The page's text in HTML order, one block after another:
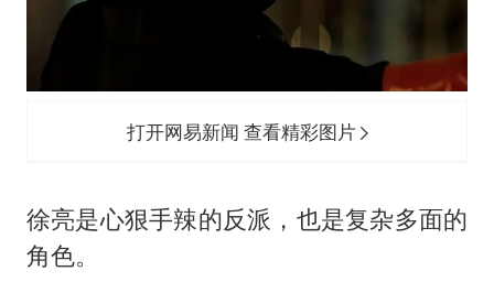
打开网易新闻 查看精彩图片
徐亮是心狠手辣的反派，也是复杂多面的
角色。